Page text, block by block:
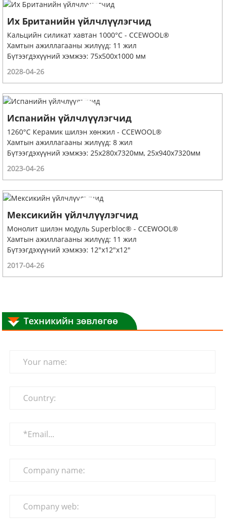
Их Британийн үйлчлүүлэгчид
Кальцийн силикат хавтан 1000°C - CCEWOOL®
Хамтын ажиллагааны жилүүд: 11 жил
Бүтээгдэхүүний хэмжээ: 75x500x1000 мм
2028-04-26
Испанийн үйлчлүүлэгчид
1260°C Керамик шилэн хөнжил - CCEWOOL®
Хамтын ажиллагааны жилүүд: 8 жил
Бүтээгдэхүүний хэмжээ: 25x280x7320мм, 25x940x7320мм
2023-04-26
Мексикийн үйлчлүүлэгчид
Монолит шилэн модуль Superbloc® - CCEWOOL®
Хамтын ажиллагааны жилүүд: 11 жил
Бүтээгдэхүүний хэмжээ: 12"x12"x12"
2017-04-26
Техникийн зөвлөгөө